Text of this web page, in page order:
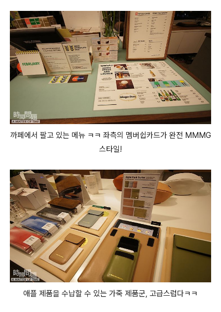
까페에서 팔고 있는 메뉴 ㅋㅋ 좌측의 멤버쉽카드가 완전 MMMG
스타일!
애플 제품을 수납할 수 있는 가죽 제품군, 고급스럽다ㅋㅋ